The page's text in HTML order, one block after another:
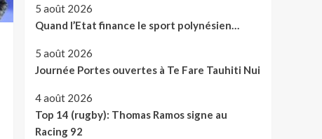
5 août 2026
Quand l’Etat finance le sport polynésien…
5 août 2026
Journée Portes ouvertes à Te Fare Tauhiti Nui
4 août 2026
Top 14 (rugby): Thomas Ramos signe au
Racing 92